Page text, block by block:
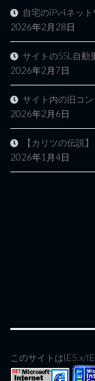
自宅のIPv4ネッ
2026年2月28日
サイトのSSL自動
2026年2月7日
サイト内の旧コ
2026年2月6日
【カリツの伝説
2026年1月4日
このサイトはIE5.x/